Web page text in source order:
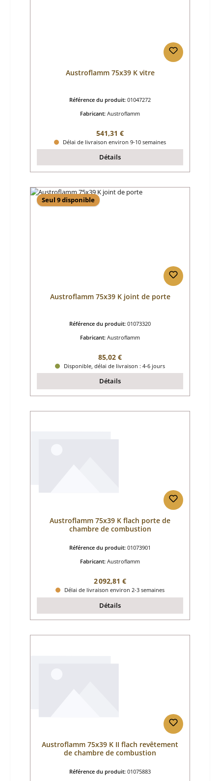
Austroflamm 75x39 K vitre
Référence du produit: 01047272
Fabricant: Austroflamm
Prix régulier :
541,31 €
Délai de livraison environ 9-10 semaines
Détails
Seul 9 disponible
Austroflamm 75x39 K joint de porte
Référence du produit: 01073320
Fabricant: Austroflamm
Prix régulier :
85,02 €
Disponible, délai de livraison : 4-6 jours
Détails
Austroflamm 75x39 K flach porte de
chambre de combustion
Référence du produit: 01073901
Fabricant: Austroflamm
Prix régulier :
2 092,81 €
Délai de livraison environ 2-3 semaines
Détails
Austroflamm 75x39 K II flach revêtement
de chambre de combustion
Référence du produit: 01075883